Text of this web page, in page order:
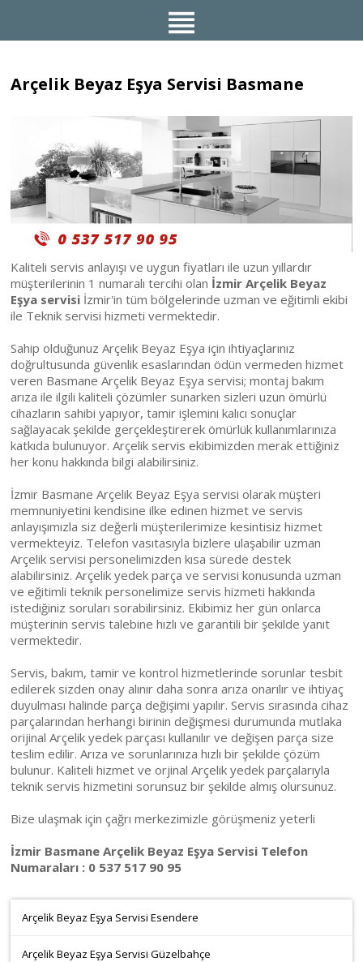
Arçelik Beyaz Eşya Servisi Basmane
Kaliteli servis anlayışı ve uygun fiyatları ile uzun yıllardır
müşterilerinin 1 numaralı tercihi olan İzmir Arçelik Beyaz
Eşya servisi İzmir'in tüm bölgelerinde uzman ve eğitimli ekibi
ile Teknik servisi hizmeti vermektedir.
Sahip olduğunuz Arçelik Beyaz Eşya için ihtiyaçlarınız
doğrultusunda güvenlik esaslarından ödün vermeden hizmet
veren Basmane Arçelik Beyaz Eşya servisi; montaj bakım
arıza ile ilgili kaliteli çözümler sunarken sizleri uzun ömürlü
cihazların sahibi yapıyor, tamir işlemini kalıcı sonuçlar
sağlayacak şekilde gerçekleştirerek ömürlük kullanımlarınıza
katkıda bulunuyor. Arçelik servis ekibimizden merak ettiğiniz
her konu hakkında bilgi alabilirsiniz.
İzmir Basmane Arçelik Beyaz Eşya servisi olarak müşteri
memnuniyetini kendisine ilke edinen hizmet ve servis
anlayışımızla siz değerli müşterilerimize kesintisiz hizmet
vermekteyiz. Telefon vasıtasıyla bizlere ulaşabilir uzman
Arçelik servisi personelimizden kısa sürede destek
alabilirsiniz. Arçelik yedek parça ve servisi konusunda uzman
ve eğitimli teknik personelimize servis hizmeti hakkında
istediğiniz soruları sorabilirsiniz. Ekibimiz her gün onlarca
müşterinin servis talebine hızlı ve garantili bir şekilde yanıt
vermektedir.
Servis, bakım, tamir ve kontrol hizmetlerinde sorunlar tesbit
edilerek sizden onay alınır daha sonra arıza onarılır ve ihtiyaç
duyulması halinde parça değişimi yapılır. Servis sırasında cihaz
parçalarından herhangi birinin değişmesi durumunda mutlaka
orijinal Arçelik yedek parçası kullanılır ve değişen parça size
teslim edilir. Arıza ve sorunlarınıza hızlı bir şekilde çözüm
bulunur. Kaliteli hizmet ve orjinal Arçelik yedek parçalarıyla
teknik servis hizmetini sorunsuz bir şekilde almış olursunuz.
Bize ulaşmak için çağrı merkezimizle görüşmeniz yeterli
İzmir Basmane Arçelik Beyaz Eşya Servisi Telefon
Numaraları : 0 537 517 90 95
Arçelik Beyaz Eşya Servisi Esendere
Arçelik Beyaz Eşya Servisi Güzelbahçe